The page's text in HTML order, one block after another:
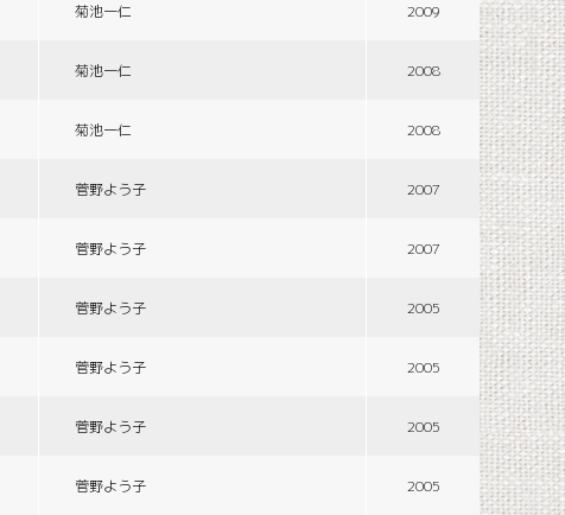
菊池一仁 2009
菊池一仁 2008
菊池一仁 2008
菅野よう子 2007
菅野よう子 2007
菅野よう子 2005
菅野よう子 2005
菅野よう子 2005
菅野よう子 2005